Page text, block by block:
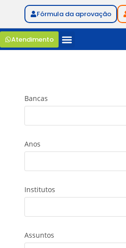
Fórmula da aprovação
Atendimento
Bancas
Anos
Institutos
Assuntos